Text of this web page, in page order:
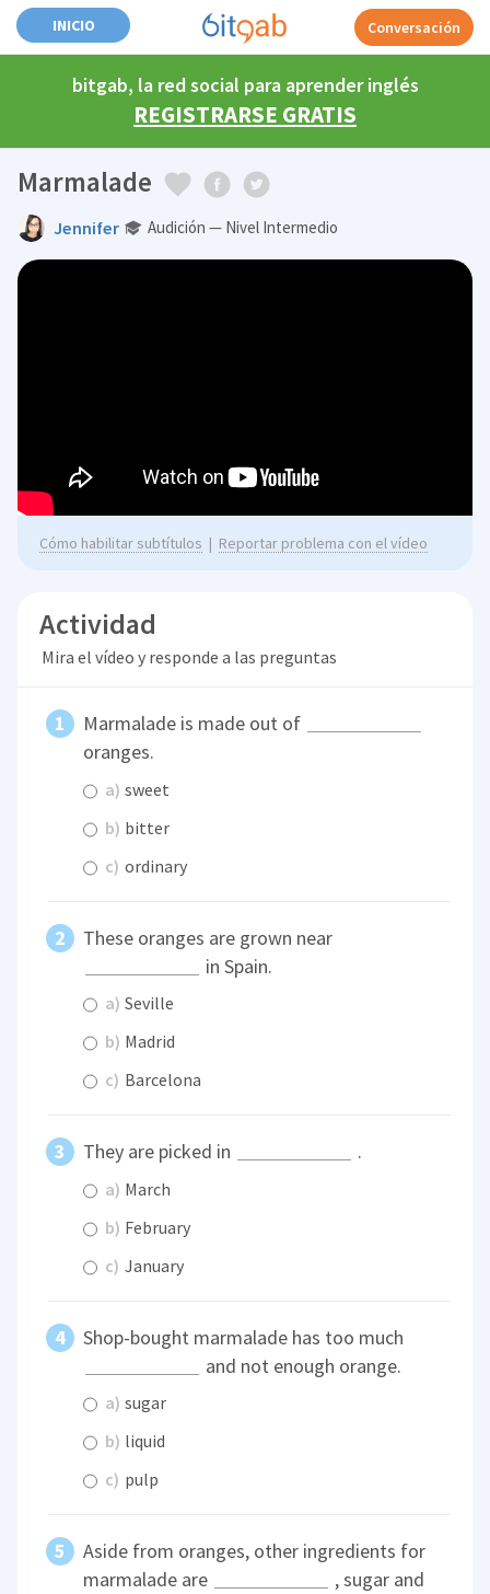
INICIO Conversación
bitgab, la red social para aprender inglés
REGISTRARSE GRATIS
Marmalade
Jennifer Audición — Nivel Intermedio
Cómo habilitar subtítulos | Reportar problema con el vídeo
Actividad
Mira el vídeo y responde a las preguntas
Marmalade is made out of
oranges.
a) sweet
b) bitter
c) ordinary
These oranges are grown near
in Spain.
a) Seville
b) Madrid
c) Barcelona
They are picked in .
a) March
b) February
c) January
Shop-bought marmalade has too much
and not enough orange.
a) sugar
b) liquid
c) pulp
Aside from oranges, other ingredients for
marmalade are
, sugar and